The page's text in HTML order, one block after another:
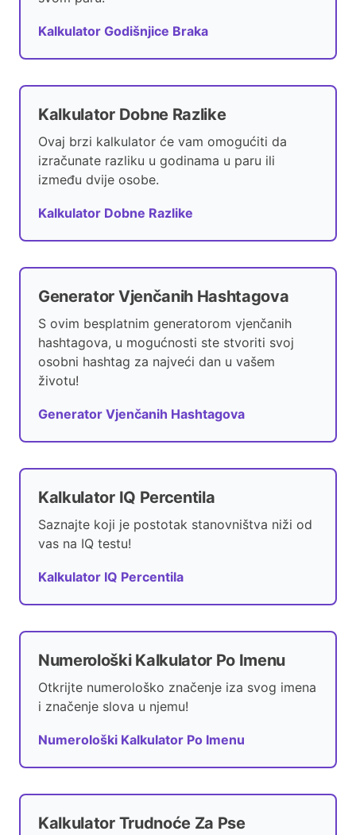
Kalkulator Godišnjice Braka
Kalkulator Dobne Razlike
Ovaj brzi kalkulator će vam omogućiti da
izračunate razliku u godinama u paru ili
između dvije osobe.
Kalkulator Dobne Razlike
Generator Vjenčanih Hashtagova
S ovim besplatnim generatorom vjenčanih
hashtagova, u mogućnosti ste stvoriti svoj
osobni hashtag za najveći dan u vašem
životu!
Generator Vjenčanih Hashtagova
Kalkulator IQ Percentila
Saznajte koji je postotak stanovništva niži od
vas na IQ testu!
Kalkulator IQ Percentila
Numerološki Kalkulator Po Imenu
Otkrijte numerološko značenje iza svog imena
i značenje slova u njemu!
Numerološki Kalkulator Po Imenu
Kalkulator Trudnoće Za Pse